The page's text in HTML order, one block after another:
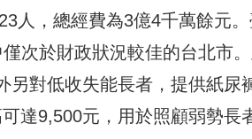
人，總經費為3億4千萬餘元
次於財政狀況較佳的台北市
另對低收失能長者，提供紙尿
達9,500元，用於照顧弱勢長